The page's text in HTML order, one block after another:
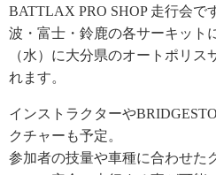
BATTLAX PRO SHOP 走行会で
波・富士・鈴鹿の各サーキット
（水）に大分県のオートポリス
れます。
インストラクターや
クチャーも予定。
参加者の技量や車種に合わせた